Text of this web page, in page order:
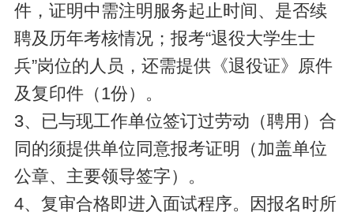
件，证明中需注明服务起止时间、是否续
聘及历年考核情况；报考“退役大学生士
兵”岗位的人员，还需提供《退役证》原件
及复印件（1份）。
3、已与现工作单位签订过劳动（聘用）合
同的须提供单位同意报考证明（加盖单位
公章、主要领导签字）。
4、复审合格即进入面试程序。因报名时所